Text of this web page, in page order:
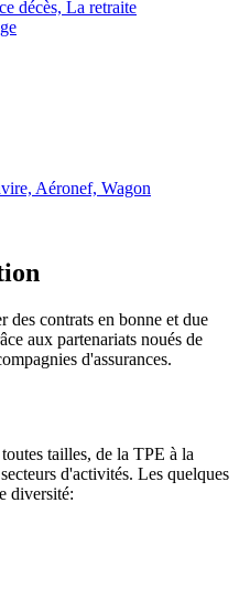
décès, La retraite
Aéronef, Wagon
des contrats en bonne et due
aux partenariats noués de
d'assurances.
tailles, de la TPE à la
d'activités. Les quelques
diversité: